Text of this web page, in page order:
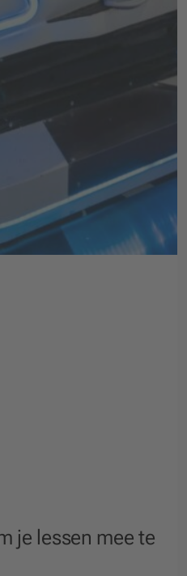
je lessen mee te